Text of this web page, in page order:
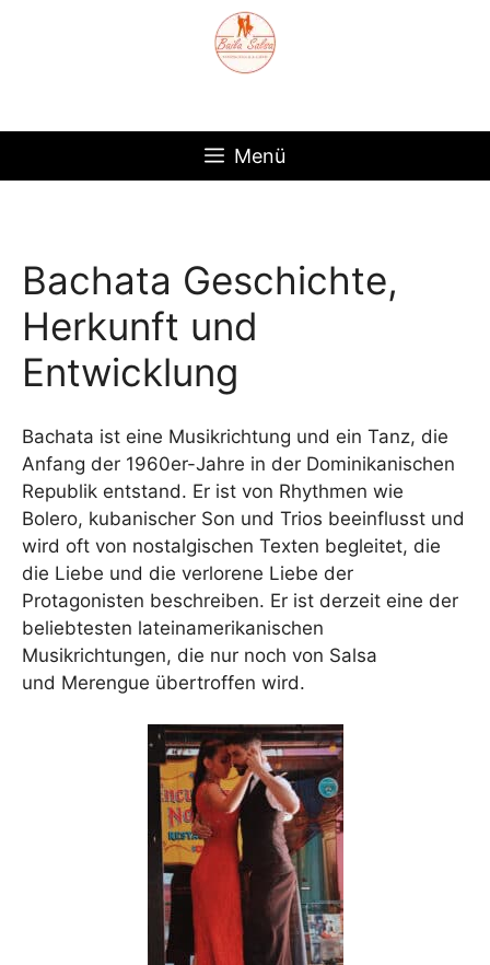
Menü
Bachata Geschichte,
Herkunft und
Entwicklung
Bachata ist eine Musikrichtung und ein Tanz, die
Anfang der 1960er-Jahre in der Dominikanischen
Republik entstand. Er ist von Rhythmen wie
Bolero, kubanischer Son und Trios beeinflusst und
wird oft von nostalgischen Texten begleitet, die
die Liebe und die verlorene Liebe der
Protagonisten beschreiben. Er ist derzeit eine der
beliebtesten lateinamerikanischen
Musikrichtungen, die nur noch von Salsa
und Merengue übertroffen wird.